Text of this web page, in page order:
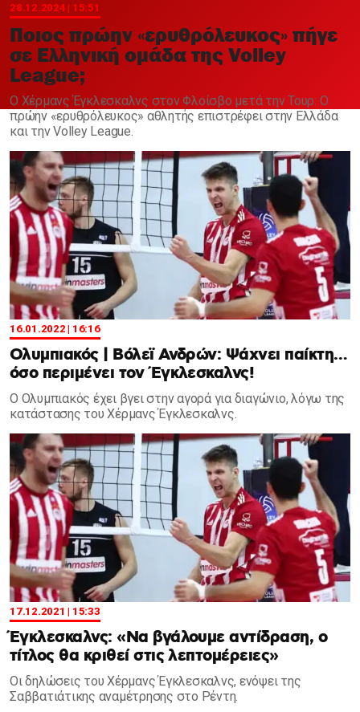
28.12.2024 | 15:51
Ποιος πρώην «ερυθρόλευκος» πήγε
σε Ελληνική ομάδα της Volley
League;
Ο Χέρμανς Έγκλεσκαλνς στον Φλοίσβο μετά την Τουρ: Ο
πρώην «ερυθρόλευκος» αθλητής επιστρέφει στην Ελλάδα
και την Volley League.
16.01.2022 | 16:16
Ολυμπιακός | Βόλεϊ Ανδρών: Ψάχνει παίκτη…
όσο περιμένει τον Έγκλεσκαλνς!
Ο Ολυμπιακός έχει βγει στην αγορά για διαγώνιο, λόγω της
κατάστασης του Χέρμανς Έγκλεσκαλνς.
17.12.2021 | 15:33
Έγκλεσκαλνς: «Να βγάλουμε αντίδραση, ο
τίτλος θα κριθεί στις λεπτομέρειες»
Οι δηλώσεις του Χέρμανς Έγκλεσκαλνς, ενόψει της
Σαββατιάτικης αναμέτρησης στο Ρέντη.
Χαντμπολ